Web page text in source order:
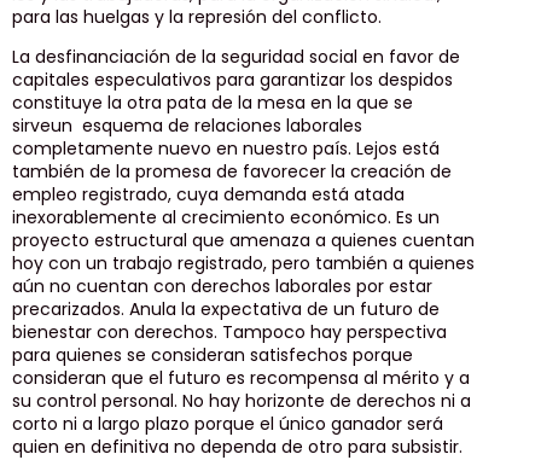
para las huelgas y la represión del conflicto.
La desfinanciación de la seguridad social en favor de
capitales especulativos para garantizar los despidos
constituye la otra pata de la mesa en la que se
sirveun esquema de relaciones laborales
completamente nuevo en nuestro país. Lejos está
también de la promesa de favorecer la creación de
empleo registrado, cuya demanda está atada
inexorablemente al crecimiento económico. Es un
proyecto estructural que amenaza a quienes cuentan
hoy con un trabajo registrado, pero también a quienes
aún no cuentan con derechos laborales por estar
precarizados. Anula la expectativa de un futuro de
bienestar con derechos. Tampoco hay perspectiva
para quienes se consideran satisfechos porque
consideran que el futuro es recompensa al mérito y a
su control personal. No hay horizonte de derechos ni a
corto ni a largo plazo porque el único ganador será
quien en definitiva no dependa de otro para subsistir.